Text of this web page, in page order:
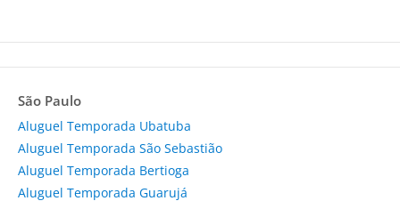
São Paulo
Aluguel Temporada Ubatuba
Aluguel Temporada São Sebastião
Aluguel Temporada Bertioga
Aluguel Temporada Guarujá